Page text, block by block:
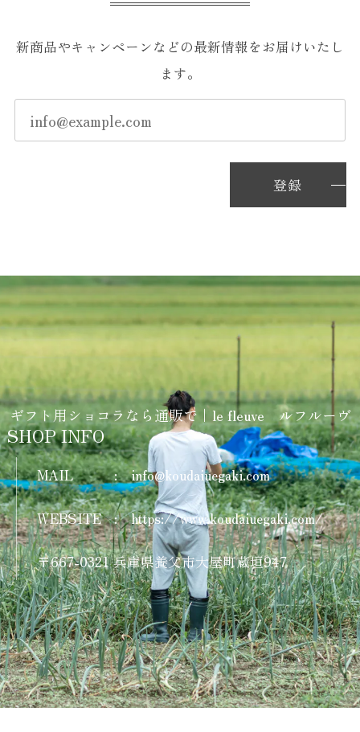
新商品やキャンペーンなどの最新情報をお届けいたし
ます。
登録
ギフト用ショコラなら通販で｜le fleuve ルフルーヴ
SHOP INFO
MAIL : info@koudaiuegaki.com
WEBSITE : https://www.koudaiuegaki.com/
〒667-0321 兵庫県養父市大屋町蔵垣947